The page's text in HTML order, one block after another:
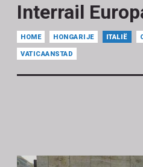
Interrail
HOME HONGARIJE ITALIË
VATICAANSTAD